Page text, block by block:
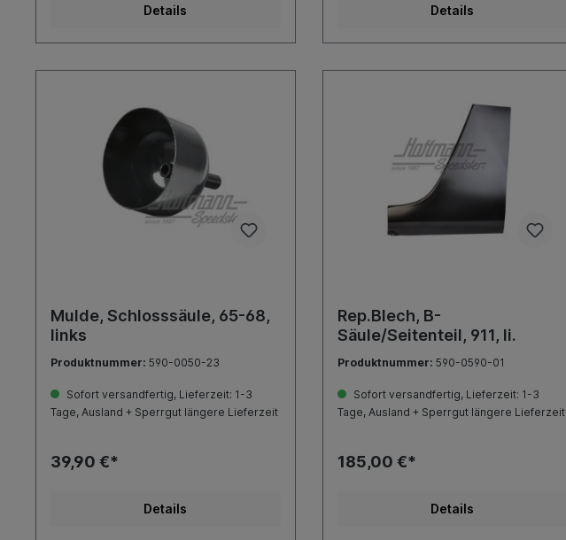
Details Details
Mulde, Schlosssäule, 65-68,
links
Produktnummer: 590-0050-23
Sofort versandfertig, Lieferzeit: 1-3
Tage, Ausland + Sperrgut längere Lieferzeit
39,90 €*
Details
Rep.Blech, B-
Säule/Seitenteil, 911, li.
Produktnummer: 590-0590-01
Sofort versandfertig, Lieferzeit: 1-3
Tage, Ausland + Sperrgut längere Lieferzeit
185,00 €*
Details